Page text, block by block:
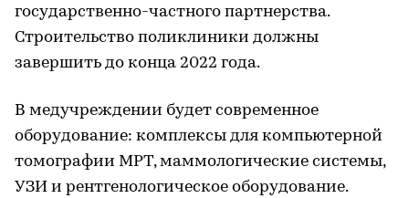
государственно-частного партнерства.
Строительство поликлиники должны
завершить до конца 2022 года.
В медучреждении будет современное
оборудование: комплексы для компьютерной
томографии МРТ, маммологические системы,
УЗИ и рентгенологическое оборудование.